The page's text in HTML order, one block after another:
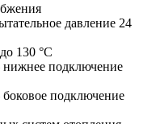
давление 24
130 °С
нижнее подключение
подключение